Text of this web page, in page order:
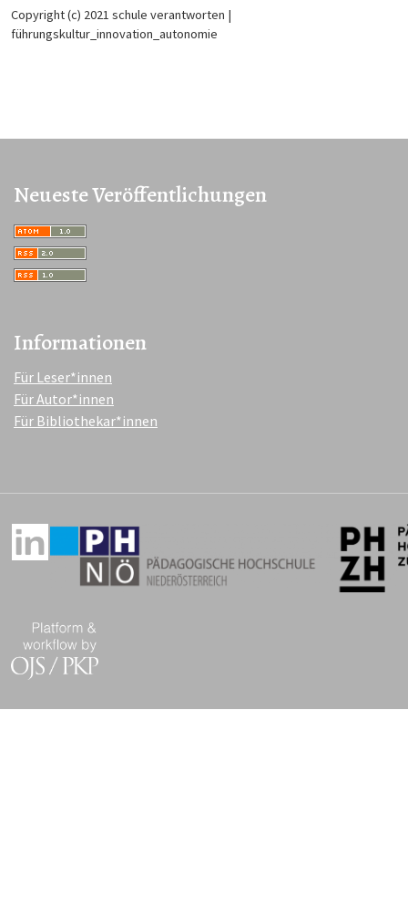
Copyright (c) 2021 schule verantworten |
führungskultur_innovation_autonomie
Neueste Veröffentlichungen
Informationen
Für Leser*innen
Für Autor*innen
Für Bibliothekar*innen